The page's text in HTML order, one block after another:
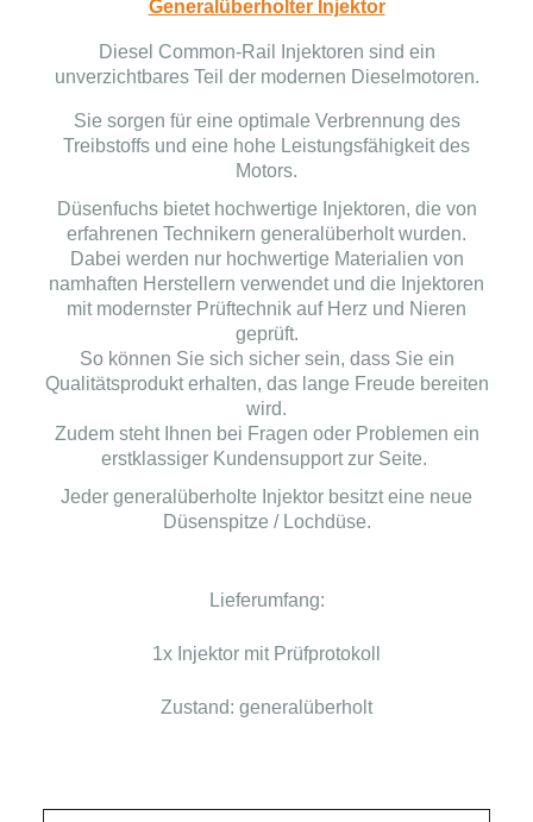
Generalüberholter Injektor
Diesel Common-Rail Injektoren sind ein
unverzichtbares Teil der modernen Dieselmotoren.
Sie sorgen für eine optimale Verbrennung des
Treibstoffs und eine hohe Leistungsfähigkeit des
Motors.
Düsenfuchs bietet hochwertige Injektoren, die von
erfahrenen Technikern generalüberholt wurden.
Dabei werden nur hochwertige Materialien von
namhaften Herstellern verwendet und die Injektoren
mit modernster Prüftechnik auf Herz und Nieren
geprüft.
So können Sie sich sicher sein, dass Sie ein
Qualitätsprodukt erhalten, das lange Freude bereiten
wird.
Zudem steht Ihnen bei Fragen oder Problemen ein
erstklassiger Kundensupport zur Seite.
Jeder generalüberholte Injektor besitzt eine neue
Düsenspitze / Lochdüse.
Lieferumfang:
1x Injektor mit Prüfprotokoll
Zustand: generalüberholt